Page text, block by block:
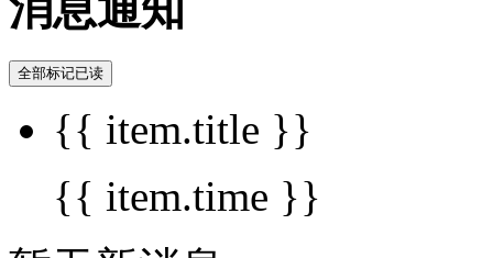
全部标记已读
{{ item.title }}
{{ item.time }}